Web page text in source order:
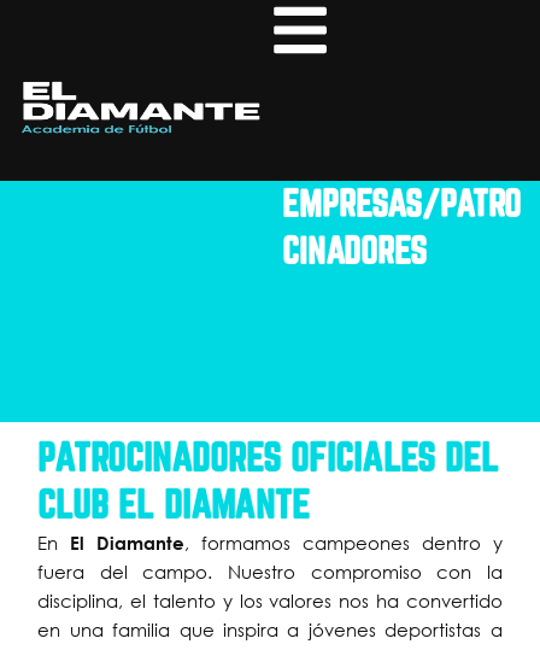
EMPRESAS/PATRO
CINADORES
PATROCINADORES OFICIALES DEL
CLUB EL DIAMANTE
En El Diamante, formamos campeones dentro y
fuera del campo. Nuestro compromiso con la
disciplina, el talento y los valores nos ha convertido
en una familia que inspira a jóvenes deportistas a